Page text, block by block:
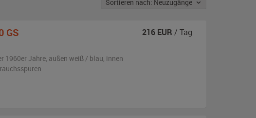
Sortieren nach: Neuzugänge
GS
1960er Jahre, außen weiß / blau, innen
216 EUR / Tag